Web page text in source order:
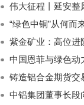
“绿色中铜”从何而
紫金矿业：高位进
中国恩菲与绿色动
铸造铝合金期货交